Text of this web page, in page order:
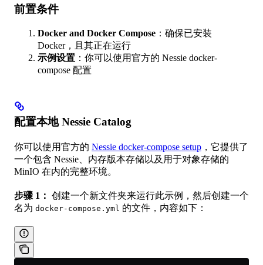
前置条件
Docker and Docker Compose ：确保已安装
Docker，且其正在运行
示例设置 ：你可以使用官方的 Nessie docker-
compose 配置
配置本地 Nessie Catalog
你可以使用官方的 Nessie docker-compose setup ，它提供了
一个包含 Nessie、内存版本存储以及用于对象存储的
MinIO 在内的完整环境。
步骤 1： 创建一个新文件夹来运行此示例，然后创建一个
名为 docker-compose.yml 的文件，内容如下：